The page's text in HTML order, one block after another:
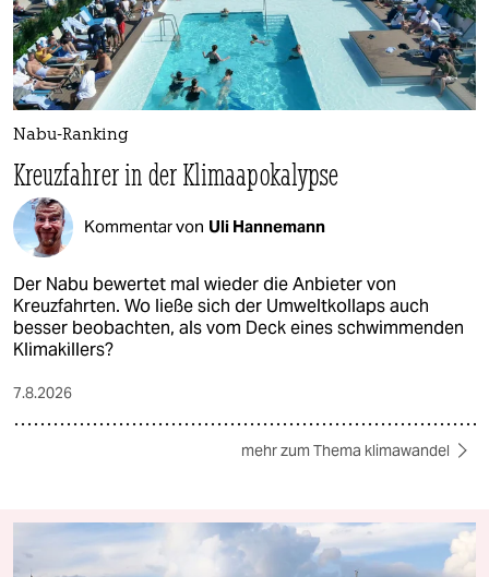
Nabu-Ranking
Kreuzfahrer in der Klimaapokalypse
Kommentar von Uli Hannemann
Der Nabu bewertet mal wieder die Anbieter von
Kreuzfahrten. Wo ließe sich der Umweltkollaps auch
besser beobachten, als vom Deck eines schwimmenden
Klimakillers?
7.8.2026
mehr zum Thema klimawandel